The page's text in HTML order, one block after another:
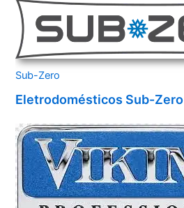
Sub-Zero
Eletrodomésticos Sub-Zero